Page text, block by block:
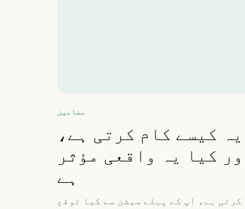
مضامین
یہ کیسے کام کرتی ہے،
کیا یہ واقعی مؤثر
ہے
کرتی ہے، آپ کے پہلے سیشن سے کیا توقع